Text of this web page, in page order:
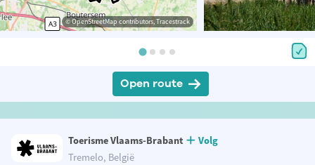
© OpenStreetMap contributors, Tracestrack
Open route
Toerisme Vlaams-Brabant
Volg
Tremelo, België